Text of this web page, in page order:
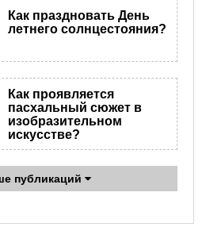
Как праздновать День
летнего солнцестояния?
Как проявляется
пасхальный сюжет в
изобразительном
искусстве?
публикаций